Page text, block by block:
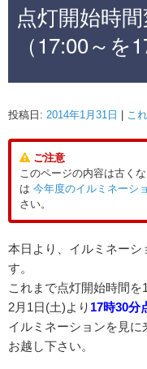
点灯開始時
（17:00～を
投稿日: 2014年1月31日 こ
ご注意
このページの内容は古く
は 今年度のイルミネーシ
さい。
本日より、イルミネーシ
す。
これまで点灯開始時間を
2月1日(土)より 17時30分
イルミネーションを見
お越し下さい。